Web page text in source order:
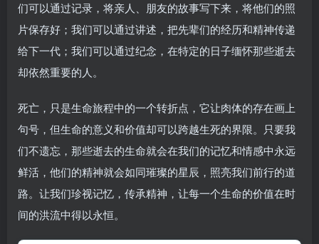
们可以通过记录，将亲人、朋友的故事写下来，将他们的照
片保存好；我们可以通过讲述，把先辈们的经历和精神传递
给下一代；我们可以通过纪念，在特定的日子缅怀那些逝去
却依然重要的人。
死亡，只是生命旅程中的一个转折点，它让肉体的存在画上
句号，但生命的意义和价值却可以跨越生死的界限。只要我
们不遗忘，那些逝去的生命就会在我们的记忆和情感中永远
鲜活，他们的精神就会如同璀璨的星辰，照亮我们前行的道
路。让我们珍视记忆，传承精神，让每一个生命的价值在时
间的洪流中得以永恒。